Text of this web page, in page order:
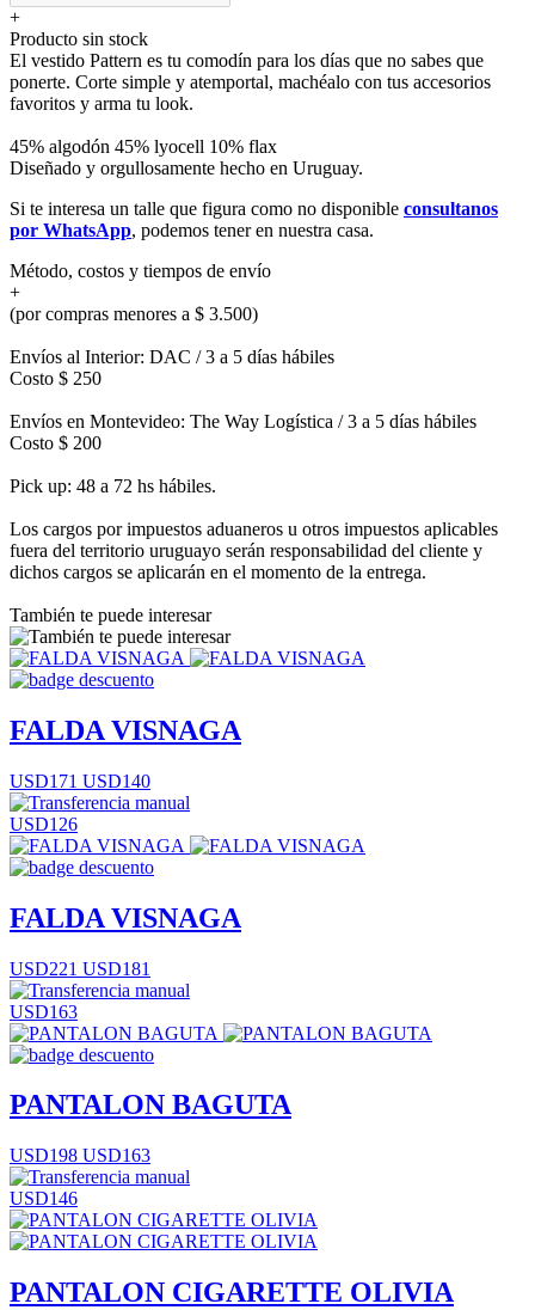
+
Producto sin stock
El vestido Pattern es tu comodín para los días que no sabes que
ponerte. Corte simple y atemportal, machéalo con tus accesorios
favoritos y arma tu look.
45% algodón 45% lyocell 10% flax
Diseñado y orgullosamente hecho en Uruguay.
Si te interesa un talle que figura como no disponible consultanos
por WhatsApp, podemos tener en nuestra casa.
Método, costos y tiempos de envío
+
(por compras menores a $ 3.500)
Envíos al Interior: DAC / 3 a 5 días hábiles
Costo $ 250
Envíos en Montevideo: The Way Logística / 3 a 5 días hábiles
Costo $ 200
Pick up: 48 a 72 hs hábiles.
Los cargos por impuestos aduaneros u otros impuestos aplicables
fuera del territorio uruguayo serán responsabilidad del cliente y
dichos cargos se aplicarán en el momento de la entrega.
También te puede interesar
FALDA VISNAGA
USD171 USD140
USD126
FALDA VISNAGA
USD221 USD181
USD163
PANTALON BAGUTA
USD198 USD163
USD146
PANTALON CIGARETTE OLIVIA